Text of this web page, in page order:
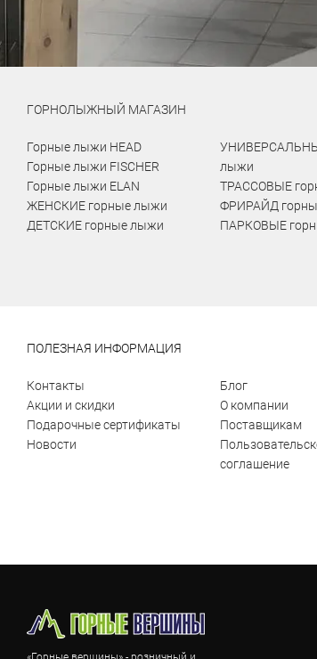
ГОРНОЛЫЖНЫЙ МАГАЗИН
Горные лыжи HEAD
Горные лыжи FISCHER
Горные лыжи ELAN
ЖЕНСКИЕ горные лыжи
ДЕТСКИЕ горные лыжи
лыжи
ТРАССОВЫЕ
ФРИРАЙД
ПАРКОВЫЕ
ПОЛЕЗНАЯ ИНФОРМАЦИЯ
Контакты
Акции и скидки
Подарочные сертификаты
Новости
Блог
О компании
Поставщикам
соглашение